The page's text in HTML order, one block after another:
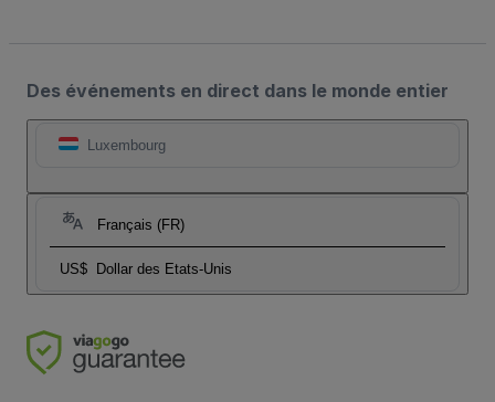
Des événements en direct dans le monde entier
Luxembourg
Français (FR)
US$ Dollar des Etats-Unis